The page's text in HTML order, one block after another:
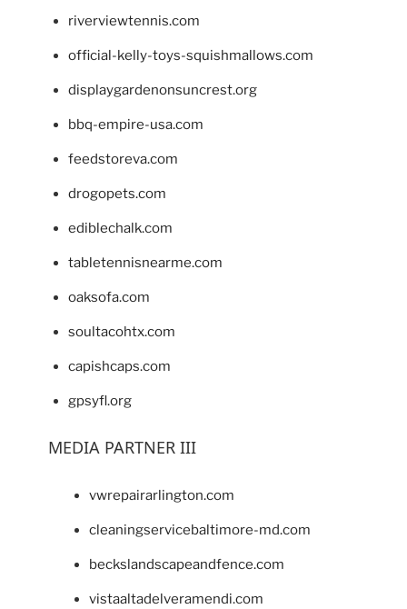
riverviewtennis.com
official-kelly-toys-squishmallows.com
displaygardenonsuncrest.org
bbq-empire-usa.com
feedstoreva.com
drogopets.com
ediblechalk.com
tabletennisnearme.com
oaksofa.com
soultacohtx.com
capishcaps.com
gpsyfl.org
MEDIA PARTNER III
vwrepairarlington.com
cleaningservicebaltimore-md.com
beckslandscapeandfence.com
vistaaltadelveramendi.com